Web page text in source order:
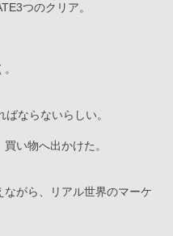
つのクリア。
ならないらしい。
い物へ出かけた。
がら、リアル世界のマーケ